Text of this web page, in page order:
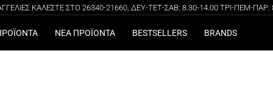
ΚΑΛΕΣΤΕ ΣΤΟ 26340-21660, ΔΕΥ-ΤΕΤ-ΣΑΒ: 8.30-14.00 ΤΡΙ-ΠΕΜ-ΠΑΡ:
100% ΑΥΘΕΝΤΙΚΑ ΠΡΟΪΟΝΤΑ
ΝΕΑ ΠΡΟΪΟΝΤΑ BESTSELLERS BRANDS